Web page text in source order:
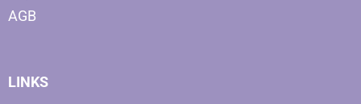
AGB
LINKS